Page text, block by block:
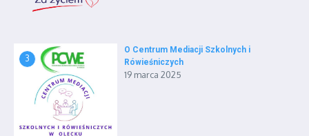
3
O Centrum Mediacji Szkolnych i
Rówieśniczych
19 marca 2025